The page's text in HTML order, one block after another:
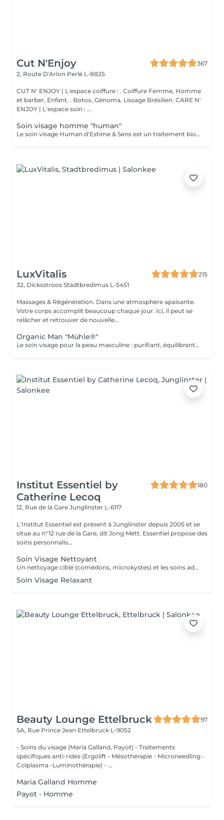
Cut N'Enjoy
367
2, Route D'Arlon Perlé L-8825
CUT N' ENJOY | L'espace coiffure : . Coiffure Femme, Homme
et barber, Enfant. . Botox, Génoma, Lissage Brésilien. CARE N'
ENJOY | L'espace soin : ...
Soin visage homme "human"
Le soin visage Human d'Estime & Sens est un traitement bio global de 1h15 dédié aux hommes. Il débute par un modelage relaxant du dos pour évacuer les tensions. Il se poursuit par un nettoyage profond, un gommage et un massage du visage avec l'huile Human. Ce protocole sur mesure purifie, hydrate intensément et défatigue durablement les traits.
LuxVitalis
215
32, Dicksstroos Stadtbredimus L-5451
Massages & Régénération. Dans une atmosphère apaisante.
Votre corps accomplit beaucoup chaque jour. Ici, il peut se
relâcher et retrouver de nouvelle...
Organic Man "Mühle®"
Le soin visage pour la peau masculine : purifiant, équilibrant et apaisant. Idéal pour les imperfections ou les peaux stressées. Des arômes raffinés alliés au meilleur de la nature : dans sa gamme de cosmétiques naturels BIO, MÜHLE allie durabilité et luxe. Huile d'argan pure, beurre de karité nourrissant, aloe vera aux vertus réparatrices, calendula et camomille apaisants : chaque ingrédient est issu de l'agriculture biologique certifiée ou de la cueillette sauvage.
Institut Essentiel by
Catherine Lecoq
180
12, Rue de la Gare Junglinster L-6117
L'Institut Essentiel est présent à Junglinster depuis 2005 et se
situe au n°12 rue de la Gare, dit Jong Mëtt. Essentiel propose des
soins personnalis...
Soin Visage Nettoyant
Un nettoyage ciblé (comédons, microkystes) et les soins adaptés avant et après le nettoyage.
Soin Visage Relaxant
Beauty Lounge Ettelbruck
97
5A, Rue Prince Jean Ettelbruck L-9052
- Soins du visage (Maria Galland, Payot) - Traitements
spécifiques anti-rides (Ergolift - Mésothérapie - Microneedling -
Colplasma -Luminothérapie) - ...
Maria Galland Homme
Payot - Homme